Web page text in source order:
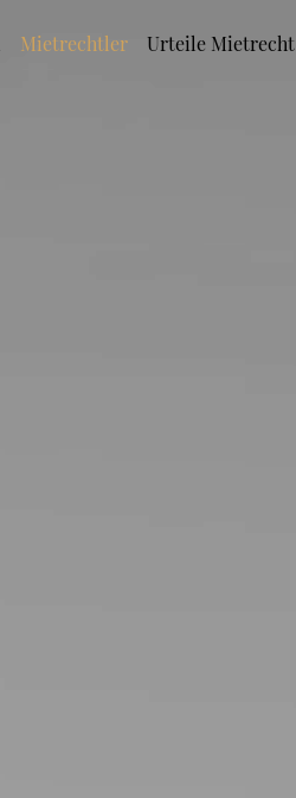
Mietrechtler Urteile Mietrecht